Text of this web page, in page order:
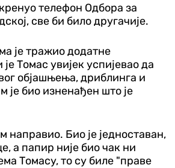
телефон Одбора за
све би било другачије.
је тражио додатне
Томас увијек успијевао да
објашњења, дриблинга и
је био изненађен што је
направио. Био је једноставан,
а папир није био чак ни
Томасу, то су биле "праве